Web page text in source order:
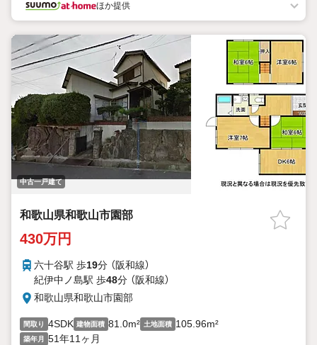
ほか提供
中古一戸建て
和歌山県和歌山市園部
430万円
六十谷駅 歩19分 （阪和線）
紀伊中ノ島駅 歩48分 （阪和線）
和歌山県和歌山市園部
間取り 4SDK 建物面積 81.0m² 土地面積 105.96m²
築年月 51年11ヶ月